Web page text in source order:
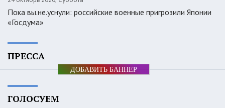
Пока вы.не.уснули: российские военные пригрозили Японии
«Госдума»
ПРЕССА
ДОБАВИТЬ БАННЕР
ГОЛОСУЕМ